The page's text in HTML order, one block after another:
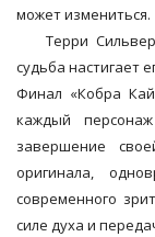
может измениться.
Терри Сильвер
судьба настигает
Финал «Кобра
каждый
завершение
оригинала,
современного
силе духа и